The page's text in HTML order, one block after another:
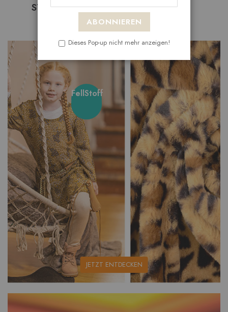
SALE NEUHEITEN
unsere
FellStoff
JETZT ENTDECKEN
ABONNIEREN
Dieses Pop-up nicht mehr anzeigen!